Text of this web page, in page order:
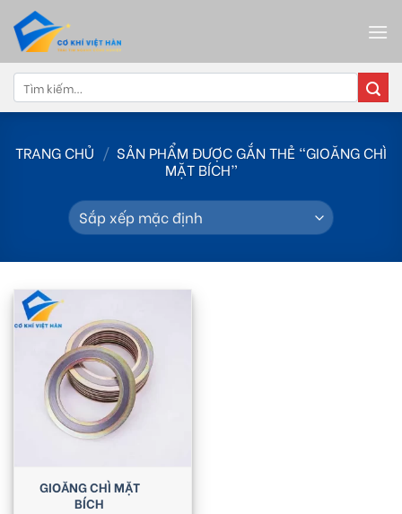
content
Tìm
kiếm:
TRANG CHỦ / SẢN PHẨM ĐƯỢC GẮN THẺ “GIOĂNG CHÌ
MẶT BÍCH”
GIOĂNG CHÌ MẶT
BÍCH